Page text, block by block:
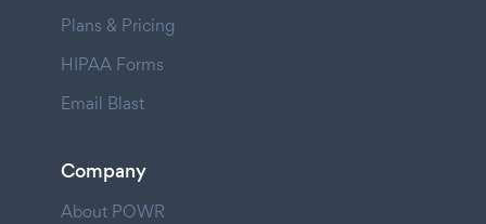
Plans & Pricing
HIPAA Forms
Email Blast
Company
About POWR